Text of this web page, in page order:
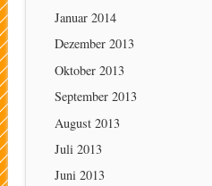
Januar 2014
Dezember 2013
Oktober 2013
September 2013
August 2013
Juli 2013
Juni 2013